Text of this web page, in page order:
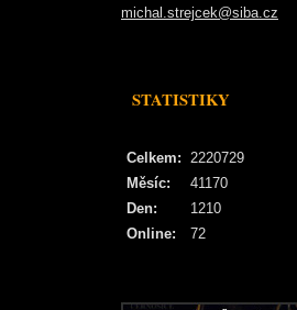
michal.strejcek@siba.cz
STATISTIKY
Online: 72
Celkem: 2220729
Měsíc:
41170
Den:
1210